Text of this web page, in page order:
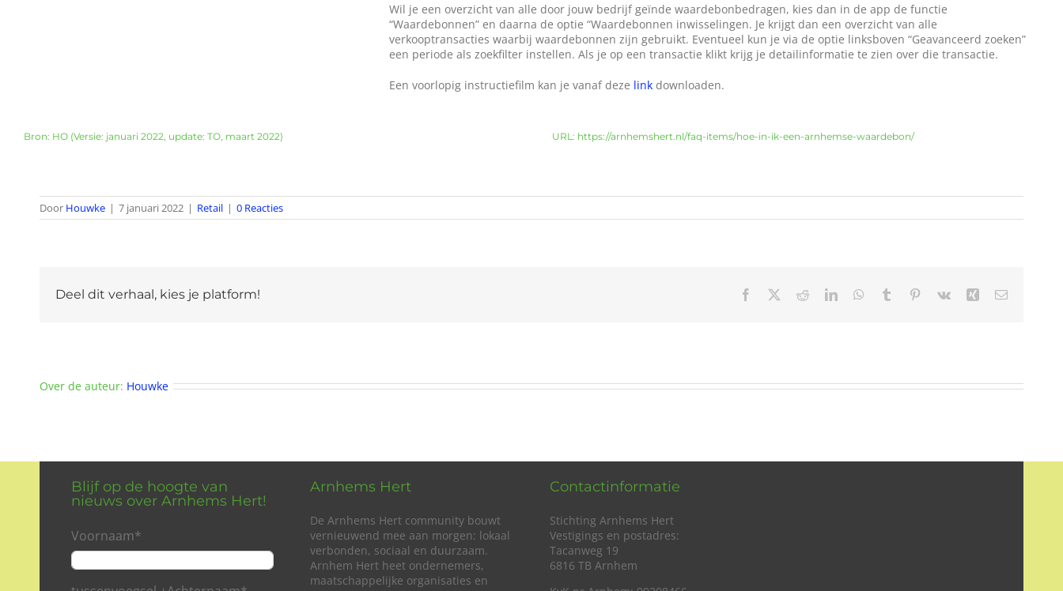
Wil je een overzicht van alle door jouw bedrijf geïnde waardebonbedragen, kies dan in de app de functie
“Waardebonnen” en daarna de optie “Waardebonnen inwisselingen. Je krijgt dan een overzicht van alle
verkooptransacties waarbij waardebonnen zijn gebruikt. Eventueel kun je via de optie linksboven “Geavanceerd zoeken”
een periode als zoekfilter instellen. Als je op een transactie klikt krijg je detailinformatie te zien over die transactie.
Een voorlopig instructiefilm kan je vanaf deze link downloaden.
Bron: HO (Versie: januari 2022, update: TO, maart 2022) URL: https://arnhemshert.nl/faq-items/hoe-in-ik-een-arnhemse-waardebon/
Door Houwke | 7 januari 2022 | Retail | 0 Reacties
Deel dit verhaal, kies je platform! Facebook RedditLinkedInWhatsApp
Tumblr Pinterest
Vk Xing E-
Over de auteur: Houwke
Blijf op de hoogte van
nieuws over Arnhems Hert!
Voornaam*
Arnhems Hert
De Arnhems Hert community bouwt
vernieuwend mee aan morgen: lokaal
verbonden, sociaal en duurzaam.
Arnhem Hert heet ondernemers,
maatschappelijke organisaties en
Contactinformatie
Stichting Arnhems Hert
Vestigings en postadres:
Tacanweg 19
6816 TB Arnhem